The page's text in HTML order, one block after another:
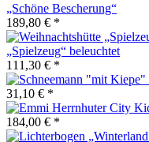
„Schöne Bescherung“
189,80 € *
„Spielzeug“ beleuchtet
111,30 € *
31,10 € *
184,00 € *